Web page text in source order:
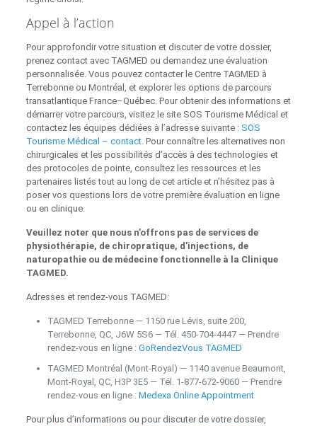
Appel à l’action
Pour approfondir votre situation et discuter de votre dossier,
prenez contact avec TAGMED ou demandez une évaluation
personnalisée. Vous pouvez contacter le Centre TAGMED à
Terrebonne ou Montréal, et explorer les options de parcours
transatlantique France–Québec. Pour obtenir des informations et
démarrer votre parcours, visitez le site SOS Tourisme Médical et
contactez les équipes dédiées à l’adresse suivante : SOS
Tourisme Médical – contact. Pour connaître les alternatives non
chirurgicales et les possibilités d’accès à des technologies et
des protocoles de pointe, consultez les ressources et les
partenaires listés tout au long de cet article et n’hésitez pas à
poser vos questions lors de votre première évaluation en ligne
ou en clinique.
Veuillez noter que nous n’offrons pas de services de
physiothérapie, de chiropratique, d’injections, de
naturopathie ou de médecine fonctionnelle à la Clinique
TAGMED.
Adresses et rendez-vous TAGMED:
TAGMED Terrebonne — 1150 rue Lévis, suite 200,
Terrebonne, QC, J6W 5S6 — Tél. 450‑704‑4447 — Prendre
rendez‑vous en ligne : GoRendezVous TAGMED
TAGMED Montréal (Mont‑Royal) — 1140 avenue Beaumont,
Mont‑Royal, QC, H3P 3E5 — Tél. 1‑877‑672‑9060 — Prendre
rendez‑vous en ligne : Medexa Online Appointment
Pour plus d’informations ou pour discuter de votre dossier,